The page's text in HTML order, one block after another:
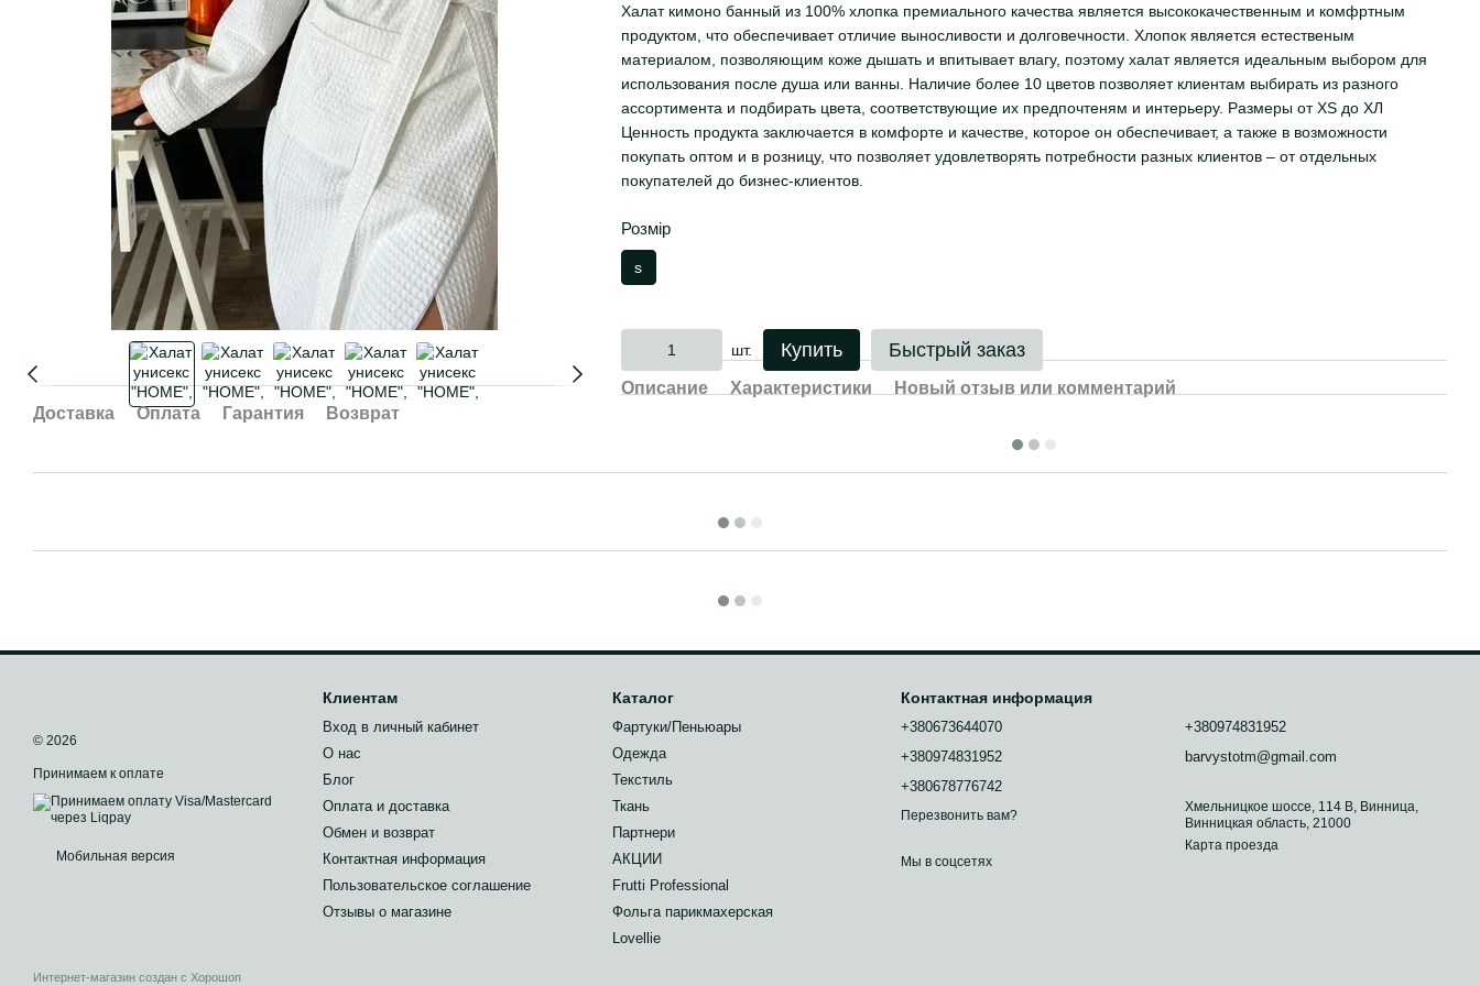
Доставка Оплата Гарантия Возврат
Халат кимоно банный из 100% хлопка премиального качества является высококачественным и комфртным
продуктом, что обеспечивает отличие выносливости и долговечности. Хлопок является естественым
материалом, позволяющим коже дышать и впитывает влагу, поэтому халат является идеальным выбором для
использования после душа или ванны. Наличие более 10 цветов позволяет клиентам выбирать из разного
ассортимента и подбирать цвета, соответствующие их предпочтеням и интерьеру. Размеры от ХS до ХЛ
Ценность продукта заключается в комфорте и качестве, которое он обеспечивает, а также в возможности
покупать оптом и в розницу, что позволяет удовлетворять потребности разных клиентов – от отдельных
покупателей до бизнес-клиентов.
Розмір
s
шт. Купить Быстрый заказ
Описание Характеристики Новый отзыв или комментарий
© 2026
Принимаем к оплате
Мобильная версия
Интернет-магазин создан с Хорошоп
Клиентам
Вход в личный кабинет
О нас
Блог
Оплата и доставка
Обмен и возврат
Контактная информация
Пользовательское соглашение
Отзывы о магазине
Каталог
Фартуки/Пеньюары
Одежда
Текстиль
Ткань
Партнери
АКЦИИ
Frutti Professional
Фольга парикмахерская
Lovellie
Контактная информация
+380673644070
+380974831952
+380678776742
Перезвонить вам?
+380974831952
barvystotm@gmail.com
Хмельницкое шоссе, 114 В, Винница,
Винницкая область, 21000
Карта проезда
Мы в соцсетях